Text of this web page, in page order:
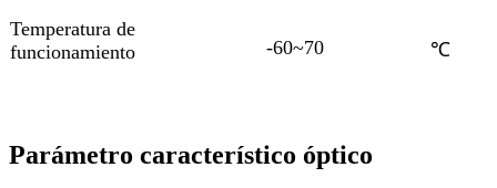
Temperatura de
funcionamiento
-60~70 ℃
Parámetro característico óptico